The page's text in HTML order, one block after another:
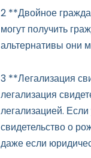
2 **Двойное
могут получить
альтернативы они
3 **Легализация
легализация
легализацией.
свидетельство о
даже если